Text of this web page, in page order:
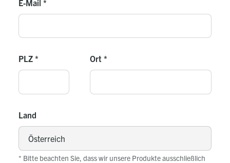
E-Mail *
PLZ * Ort *
Land
* Bitte beachten Sie, dass wir unsere Produkte ausschließlich